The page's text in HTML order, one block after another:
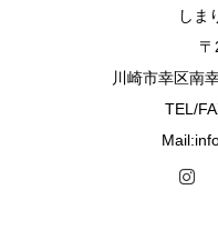
しま
川崎市幸区南
TEL/